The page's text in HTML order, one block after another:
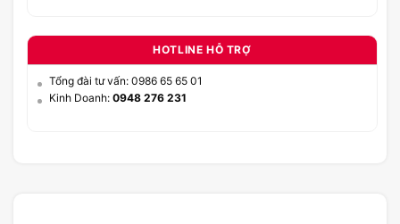
HOTLINE HỖ TRỢ
Tổng đài tư vấn: 0986 65 65 01
Kinh Doanh: 0948 276 231